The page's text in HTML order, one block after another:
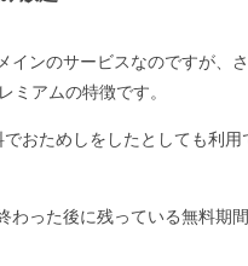
インのサービスなのですが、
ミアムの特徴です。
おためしをしたとしても利
わった後に残っている無料期